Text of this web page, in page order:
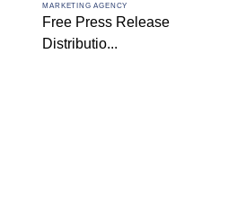
MARKETING AGENCY
Free Press Release
Distributio...